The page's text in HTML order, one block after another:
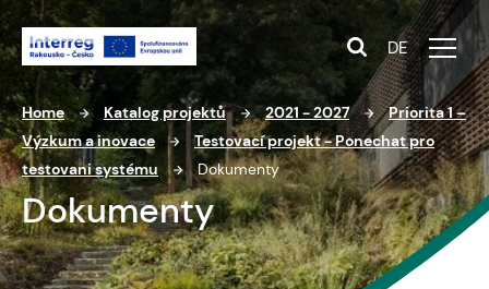
DE
Home Katalog projektů 2021 - 2027
Priorita 1 –
Výzkum a inovace
Testovací projekt - Ponechat pro
testovani systému
Dokumenty
Dokumenty